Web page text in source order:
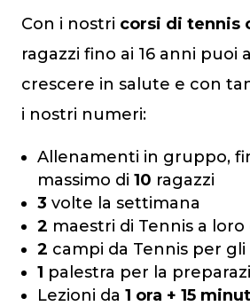
Con i nostri corsi di tennis
ragazzi fino ai 16 anni puoi
crescere in salute e con
i nostri numeri:
Allenamenti in gruppo,
massimo di10 ragazzi
3 volte la settimana
2 maestri di Tennis a loro
2 campi da Tennis per
1 palestra per la
Lezioni da1 ora + 15